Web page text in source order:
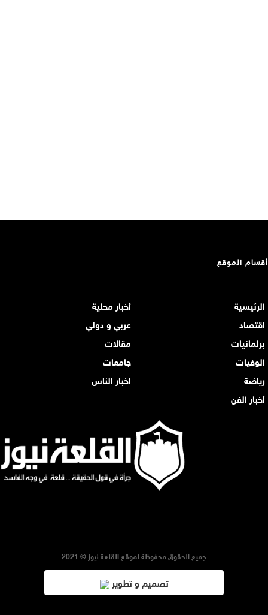
أقسام الموقع
الرئيسية
أخبار محلية
اقتصاد
عربي و دولي
برلمانيات
مقالات
الوفيات
جامعات
رياضة
اخبار الناس
أخبار الفن
جميع الحقوق محفوظة لموقع القلعة نيوز © 2021
تصميم و تطوير